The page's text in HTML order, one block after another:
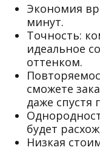
Экономия
минут.
Точность:
идеальное
оттенком.
сможете
даже спустя
будет
Низкая